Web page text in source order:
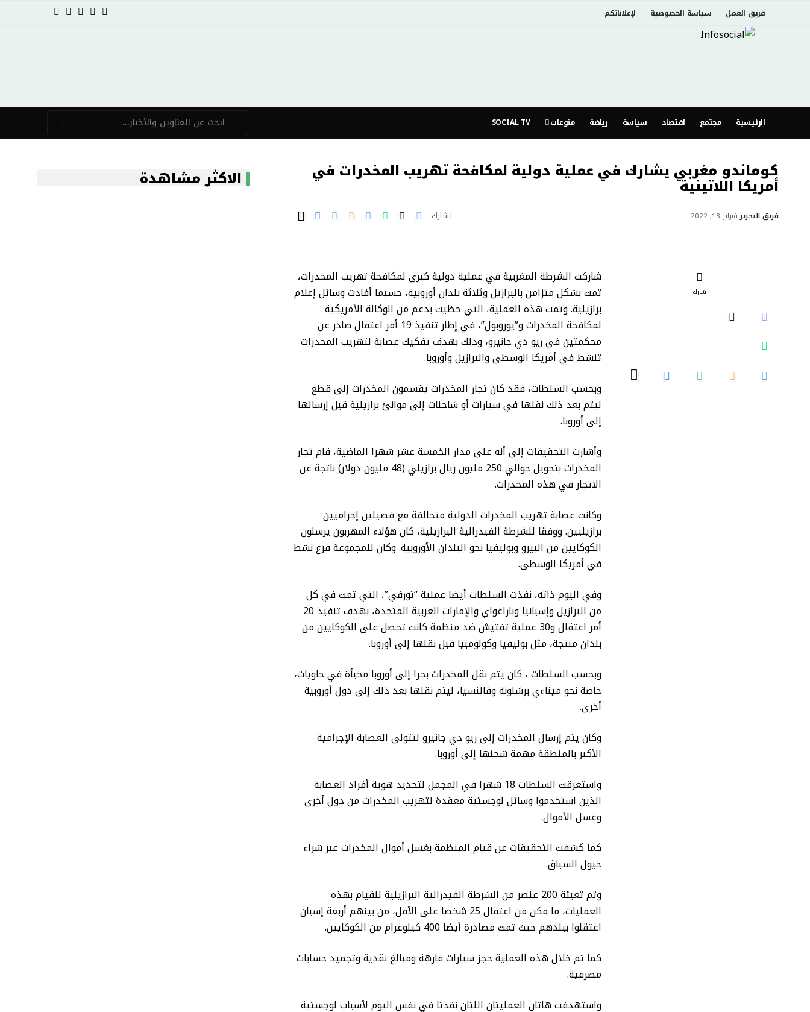
فريق العمل سياسة الخصوصية لإعلاناتكم
الرئيسية مجتمع اقتصاد سياسة رياضة منوعات SOCIAL TV
كوماندو مغربي يشارك في عملية دولية لمكافحة تهريب المخدرات في
أمريكا اللاتينية
فريق التحرير فبراير 18, 2022 شارك
شارك
شاركت الشرطة المغربية في عملية دولية كبرى لمكافحة تهريب المخدرات،
تمت بشكل متزامن بالبرازيل وثلاثة بلدان أوروبية، حسبما أفادت وسائل إعلام
برازيلية. وتمت هذه العملية، التي حظيت بدعم من الوكالة الأمريكية
لمكافحة المخدرات و”يوروبول”، في إطار تنفيذ 19 أمر اعتقال صادر عن
محكمتين في ريو دي جانيرو، وذلك بهدف تفكيك عصابة لتهريب المخدرات
تنشط في أمريكا الوسطى والبرازيل وأوروبا.
وبحسب السلطات، فقد كان تجار المخدرات يقسمون المخدرات إلى قطع
ليتم بعد ذلك نقلها في سيارات أو شاحنات إلى موانئ برازيلية قبل إرسالها
إلى أوروبا.
وأشارت التحقيقات إلى أنه على مدار الخمسة عشر شهرا الماضية، قام تجار
المخدرات بتحويل حوالي 250 مليون ريال برازيلي (48 مليون دولار) ناتجة عن
الاتجار في هذه المخدرات.
وكانت عصابة تهريب المخدرات الدولية متحالفة مع فصيلين إجراميين
برازيليين. ووفقا للشرطة الفيدرالية البرازيلية، كان هؤلاء المهربون يرسلون
الكوكايين من البيرو وبوليفيا نحو البلدان الأوروبية. وكان للمجموعة فرع نشط
في أمريكا الوسطى.
وفي اليوم ذاته، نفذت السلطات أيضا عملية “تورفي”، التي تمت في كل
من البرازيل وإسبانيا وباراغواي والإمارات العربية المتحدة، بهدف تنفيذ 20
أمر اعتقال و30 عملية تفتيش ضد منظمة كانت تحصل على الكوكايين من
بلدان منتجة، مثل بوليفيا وكولومبيا قبل نقلها إلى أوروبا.
وبحسب السلطات ، كان يتم نقل المخدرات بحرا إلى أوروبا مخبأة في حاويات،
خاصة نحو ميناءي برشلونة وفالنسيا، ليتم نقلها بعد ذلك إلى دول أوروبية
أخرى.
وكان يتم إرسال المخدرات إلى ريو دي جانيرو لتتولى العصابة الإجرامية
الأكبر بالمنطقة مهمة شحنها إلى أوروبا.
واستغرقت السلطات 18 شهرا في المجمل لتحديد هوية أفراد العصابة
الذين استخدموا وسائل لوجستية معقدة لتهريب المخدرات من دول أخرى
وغسل الأموال.
كما كشفت التحقيقات عن قيام المنظمة بغسل أموال المخدرات عبر شراء
خيول السباق.
وتم تعبئة 200 عنصر من الشرطة الفيدرالية البرازيلية للقيام بهذه
العمليات، ما مكن من اعتقال 25 شخصا على الأقل، من بينهم أربعة إسبان
اعتقلوا ببلدهم حيث تمت مصادرة أيضا 400 كيلوغرام من الكوكايين.
كما تم خلال هذه العملية حجز سيارات فارهة ومبالغ نقدية وتجميد حسابات
مصرفية.
واستهدفت هاتان العمليتان اللتان نفذتا في نفس اليوم لأسباب لوجستية
الاكثر مشاهدة